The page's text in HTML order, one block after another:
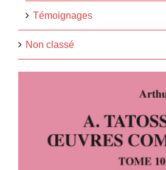
Témoignages
Non classé